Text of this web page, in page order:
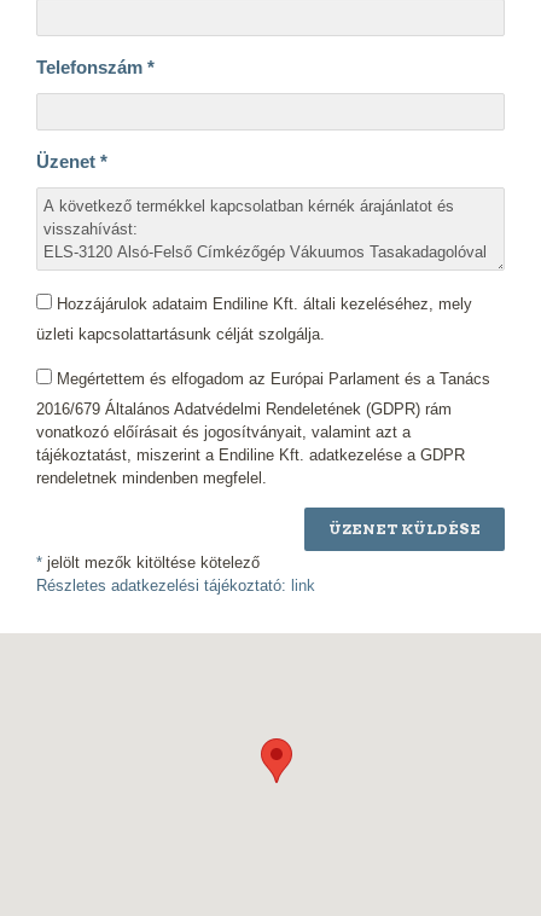
Telefonszám *
Üzenet *
Hozzájárulok adataim Endiline Kft. általi kezeléséhez, mely
üzleti kapcsolattartásunk célját szolgálja.
Megértettem és elfogadom az Európai Parlament és a Tanács
2016/679 Általános Adatvédelmi Rendeletének (GDPR) rám
vonatkozó előírásait és jogosítványait, valamint azt a
tájékoztatást, miszerint a Endiline Kft. adatkezelése a GDPR
rendeletnek mindenben megfelel.
ÜZENET KÜLDÉSE
* jelölt mezők kitöltése kötelező
Részletes adatkezelési tájékoztató: link